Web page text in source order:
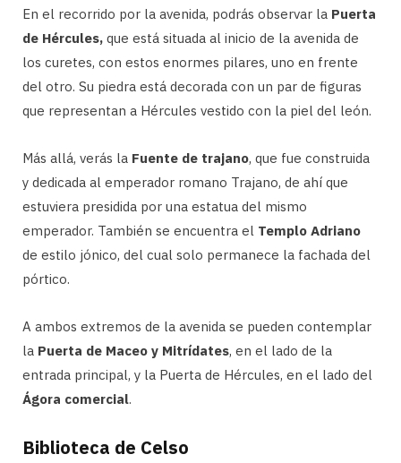
En el recorrido por la avenida, podrás observar la Puerta
de Hércules, que está situada al inicio de la avenida de
los curetes, con estos enormes pilares, uno en frente
del otro. Su piedra está decorada con un par de figuras
que representan a Hércules vestido con la piel del león.
Más allá, verás la Fuente de trajano, que fue construida
y dedicada al emperador romano Trajano, de ahí que
estuviera presidida por una estatua del mismo
emperador. También se encuentra el Templo Adriano
de estilo jónico, del cual solo permanece la fachada del
pórtico.
A ambos extremos de la avenida se pueden contemplar
la Puerta de Maceo y Mitrídates, en el lado de la
entrada principal, y la Puerta de Hércules, en el lado del
Ágora comercial.
Biblioteca de Celso